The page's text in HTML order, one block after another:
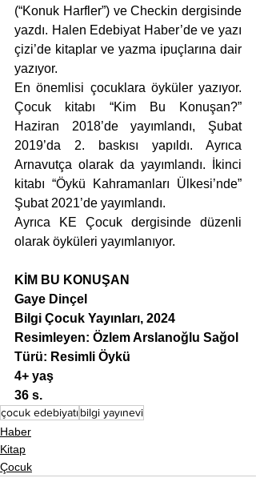
(“Konuk Harfler”) ve Checkin dergisinde
yazdı. Halen Edebiyat Haber’de ve yazı
çizi’de kitaplar ve yazma ipuçlarına dair
yazıyor.
Çocuk kitabı “Kim Bu Konuşan?”
Haziran 2018’de yayımlandı, Şubat
2019’da 2. baskısı yapıldı. Ayrıca
Arnavutça olarak da yayımlandı. İkinci
kitabı “Öykü Kahramanları Ülkesi’nde”
Şubat 2021’de yayımlandı.
Ayrıca KE Çocuk dergisinde
düzenli
olarak öyküleri yayımlanıyor.
KİM BU KONUŞAN
Gaye Dinçel
Bilgi Çocuk Yayınları, 2024
Resimleyen: Özlem Arslanoğlu Sağol
Türü: Resimli Öykü
4+ yaş
36 s.
çocuk edebiyatıbilgi yayınevi
Haber
Kitap
Çocuk